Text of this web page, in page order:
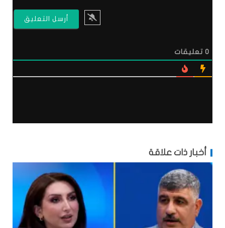
0 تعليقات
أخبار ذات علاقة